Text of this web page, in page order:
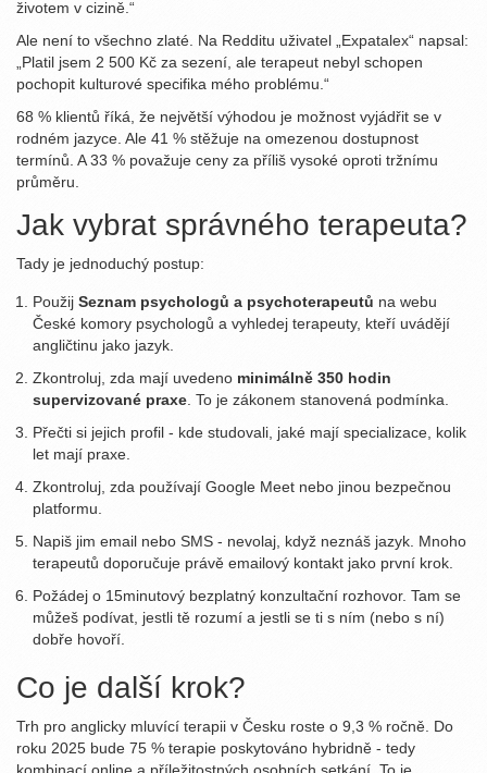
životem v cizině.“
Ale není to všechno zlaté. Na Redditu uživatel „Expatalex“ napsal:
„Platil jsem 2 500 Kč za sezení, ale terapeut nebyl schopen
pochopit kulturové specifika mého problému.“
68 % klientů říká, že největší výhodou je možnost vyjádřit se v
rodném jazyce. Ale 41 % stěžuje na omezenou dostupnost
termínů. A 33 % považuje ceny za příliš vysoké oproti tržnímu
průměru.
Jak vybrat správného terapeuta?
Tady je jednoduchý postup:
Použij Seznam psychologů a psychoterapeutů na webu
České komory psychologů a vyhledej terapeuty, kteří uvádějí
angličtinu jako jazyk.
Zkontroluj, zda mají uvedeno minimálně 350 hodin
supervizované praxe. To je zákonem stanovená podmínka.
Přečti si jejich profil - kde studovali, jaké mají specializace, kolik
let mají praxe.
Zkontroluj, zda používají Google Meet nebo jinou bezpečnou
platformu.
Napiš jim email nebo SMS - nevolaj, když neznáš jazyk. Mnoho
terapeutů doporučuje právě emailový kontakt jako první krok.
Požádej o 15minutový bezplatný konzultační rozhovor. Tam se
můžeš podívat, jestli tě rozumí a jestli se ti s ním (nebo s ní)
dobře hovoří.
Co je další krok?
Trh pro anglicky mluvící terapii v Česku roste o 9,3 % ročně. Do
roku 2025 bude 75 % terapie poskytováno hybridně - tedy